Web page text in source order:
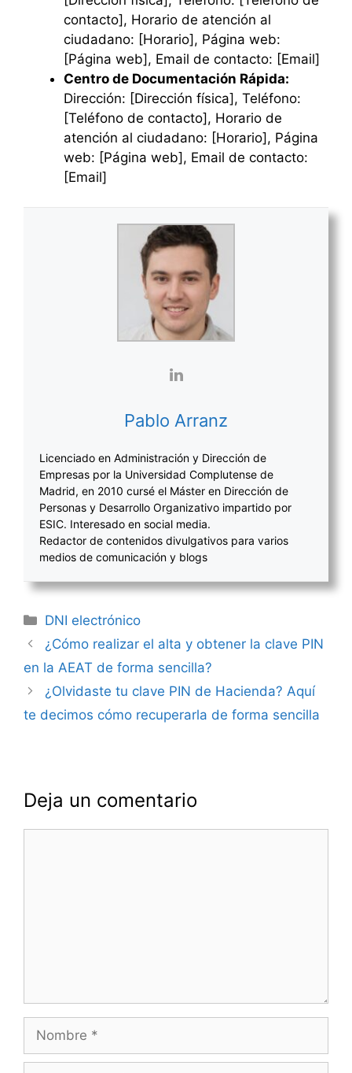
contacto], Horario de atención al
ciudadano: [Horario], Página web:
[Página web], Email de contacto: [Email]
Centro de Documentación Rápida:
Dirección: [Dirección física], Teléfono:
[Teléfono de contacto], Horario de
atención al ciudadano: [Horario], Página
web: [Página web], Email de contacto:
[Email]
Pablo Arranz
Licenciado en Administración y Dirección de
Empresas por la Universidad Complutense de
Madrid, en 2010 cursé el Máster en Dirección de
Personas y Desarrollo Organizativo impartido por
ESIC. Interesado en social media.
Redactor de contenidos divulgativos para varios
medios de comunicación y blogs
Categorías
DNI electrónico
Navegación
de
¿Cómo realizar el alta y obtener la clave PIN
en la AEAT de forma sencilla?
¿Olvidaste tu clave PIN de Hacienda? Aquí
te decimos cómo recuperarla de forma sencilla
Deja un comentario
Nombre